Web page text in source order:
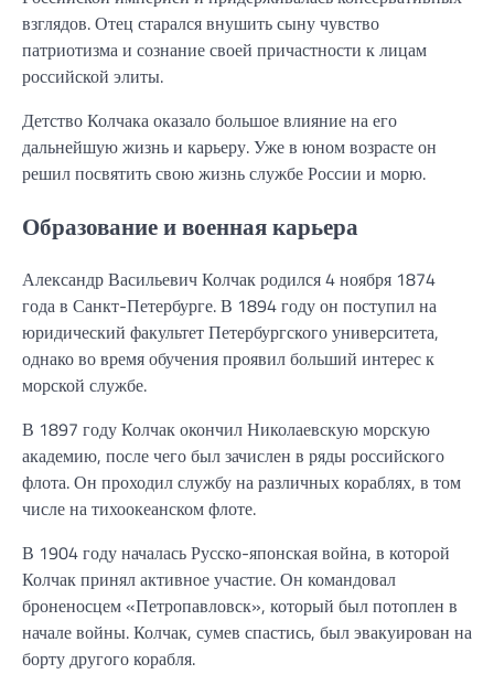
взглядов. Отец старался внушить сыну чувство
патриотизма и сознание своей причастности к лицам
российской элиты.
Детство Колчака оказало большое влияние на его
дальнейшую жизнь и карьеру. Уже в юном возрасте он
решил посвятить свою жизнь службе России и морю.
Образование и военная карьера
Александр Васильевич Колчак родился 4 ноября 1874
года в Санкт-Петербурге. В 1894 году он поступил на
юридический факультет Петербургского университета,
однако во время обучения проявил больший интерес к
морской службе.
В 1897 году Колчак окончил Николаевскую морскую
академию, после чего был зачислен в ряды российского
флота. Он проходил службу на различных кораблях, в том
числе на тихоокеанском флоте.
В 1904 году началась Русско-японская война, в которой
Колчак принял активное участие. Он командовал
броненосцем «Петропавловск», который был потоплен в
начале войны. Колчак, сумев спастись, был эвакуирован на
борту другого корабля.